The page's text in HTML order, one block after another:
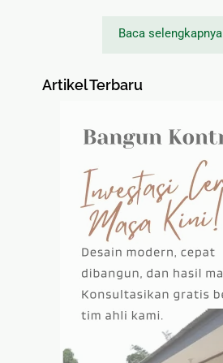
Baca selengkapnya
Artikel Terbaru